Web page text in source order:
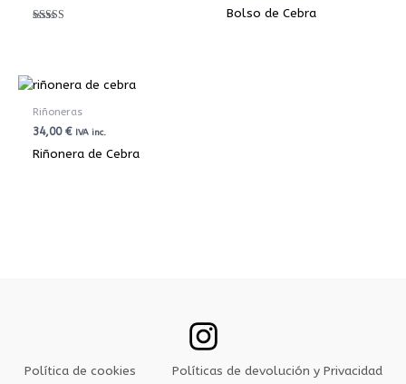
Bolso de Cebra
Riñoneras
34,00€ IVA inc.
Riñonera de Cebra
Política de cookies Políticas de devolución y Privacidad